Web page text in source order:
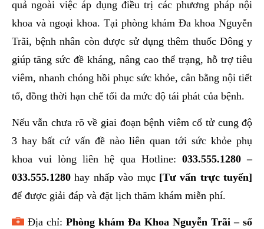
quả ngoài việc áp dụng điều trị các phương pháp nội
khoa và ngoại khoa. Tại phòng khám Đa khoa Nguyễn
Trãi, bệnh nhân còn được sử dụng thêm thuốc Đông y
giúp tăng sức đề kháng, nâng cao thể trạng, hỗ trợ tiêu
viêm, nhanh chóng hồi phục sức khỏe, cân bằng nội tiết
tố, đồng thời hạn chế tối đa mức độ tái phát của bệnh.
Nếu vẫn chưa rõ về giai đoạn bệnh viêm cổ tử cung độ
3 hay bất cứ vấn đề nào liên quan tới sức khỏe phụ
khoa vui lòng liên hệ qua Hotline:033.555.1280 –
033.555.1280hay nhấp vào mục [Tư vấn trực tuyến]
để được giải đáp và đặt lịch thăm khám miễn phí.
Địa chỉ: Phòng khám Đa Khoa Nguyễn Trãi – số